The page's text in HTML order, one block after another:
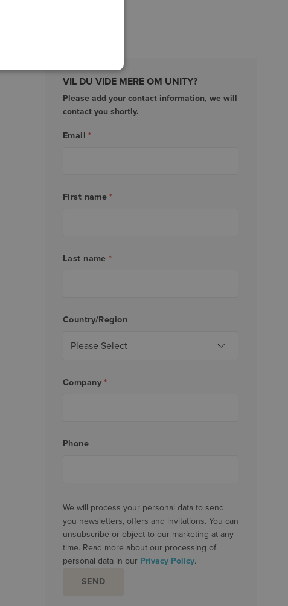
VIL DU VIDE MERE OM UNITY?
Please add your contact information, we will
contact you shortly.
Email *
First name *
Last name *
Country/Region
Company *
Phone
We will process your personal data to send
you newsletters, offers and invitations. You can
unsubscribe or object to our marketing at any
time. Read more about our processing of
personal data in our Privacy Policy.